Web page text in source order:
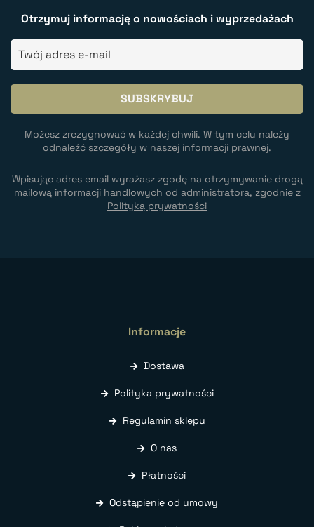
Otrzymuj informację o nowościach i wyprzedażach
Możesz zrezygnować w każdej chwili. W tym celu należy
odnaleźć szczegóły w naszej informacji prawnej.
Wpisując adres email wyrażasz zgodę na otrzymywanie drogą
mailową informacji handlowych od administratora, zgodnie z
Polityką prywatności
Informacje
Dostawa
Polityka prywatności
Regulamin sklepu
O nas
Płatności
Odstąpienie od umowy